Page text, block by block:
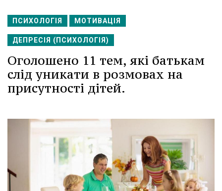
ПСИХОЛОГІЯ МОТИВАЦІЯ
ДЕПРЕСІЯ (ПСИХОЛОГІЯ)
Оголошено 11 тем, які батькам
слід уникати в розмовах на
присутності дітей.